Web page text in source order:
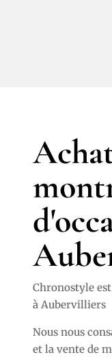
Chronostyle
à Aubervilliers
Nous nous
et la vente de